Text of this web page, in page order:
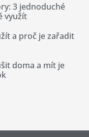
3 jednoduché
využít
a proč je zařadit
doma a mít je